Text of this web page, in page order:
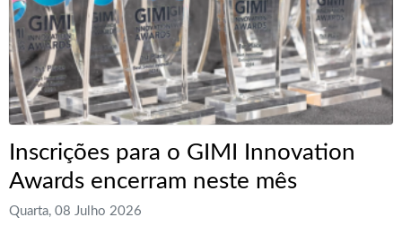
Inscrições para o GIMI Innovation
Awards encerram neste mês
Quarta, 08 Julho 2026